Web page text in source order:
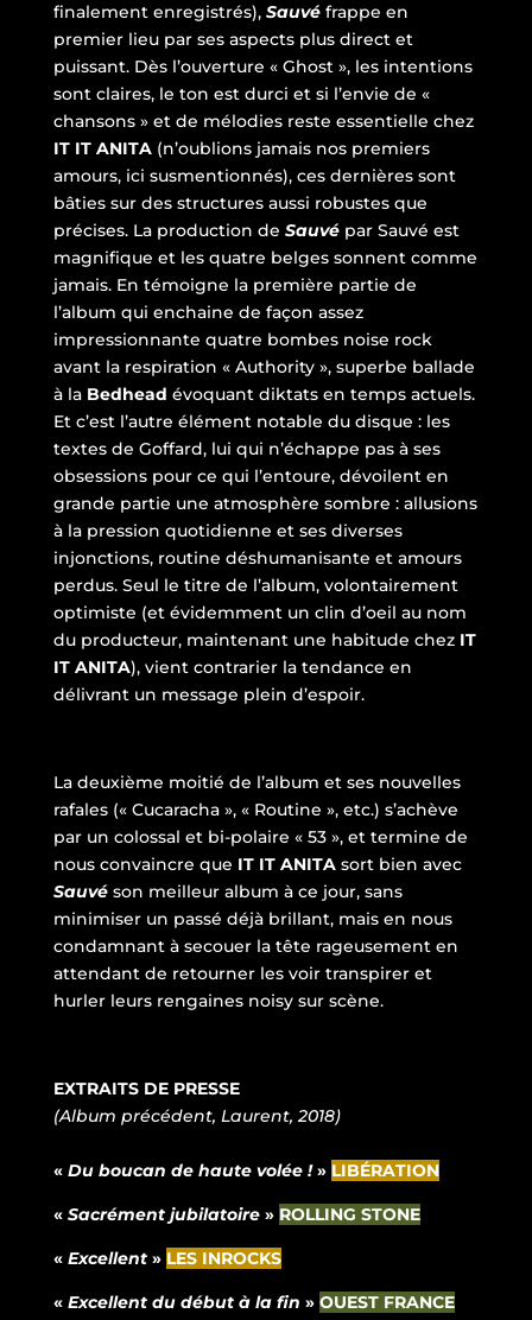
finalement enregistrés), Sauvéfrappe en
premier lieu par ses aspects plus direct et
puissant. Dès l’ouverture « Ghost », les intentions
sont claires, le ton est durci et si l’envie de «
chansons » et de mélodies reste essentielle chez
IT IT ANITA(n’oublions jamais nos premiers
amours, ici susmentionnés), ces dernières sont
bâties sur des structures aussi robustes que
précises. La production de Sauvépar Sauvé est
magnifique et les quatre belges sonnent comme
jamais. En témoigne la première partie de
l’album qui enchaine de façon assez
impressionnante quatre bombes noise rock
avant la respiration « Authority », superbe ballade
à la Bedhead évoquant diktats en temps actuels.
Et c’est l’autre élément notable du disque : les
textes de Goffard, lui qui n’échappe pas à ses
obsessions pour ce qui l’entoure, dévoilent en
grande partie une atmosphère sombre : allusions
à la pression quotidienne et ses diverses
injonctions, routine déshumanisante et amours
perdus. Seul le titre de l’album, volontairement
optimiste (et évidemment un clin d’oeil au nom
du producteur, maintenant une habitude chez IT
IT ANITA), vient contrarier la tendance en
délivrant un message plein d’espoir.
La deuxième moitié de l’album et ses nouvelles
rafales (« Cucaracha », « Routine », etc.) s’achève
par un colossal et bi-polaire « 53 », et termine de
nous convaincre que IT IT ANITA sort bien avec
Sauvéson meilleur album à ce jour, sans
minimiser un passé déjà brillant, mais en nous
condamnant à secouer la tête rageusement en
attendant de retourner les voir transpirer et
hurler leurs rengaines noisy sur scène.
EXTRAITS DE PRESSE
(Album précédent, Laurent, 2018)
« Du boucan de haute volée !» LIBÉRATION
« Sacrément jubilatoire» ROLLING STONE
« Excellent» LES INROCKS
« Excellent du début à la fin » OUEST FRANCE